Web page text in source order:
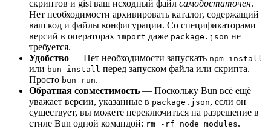
скриптов и gist ваш исходный файл самодостаточен.
Нет необходимости архивировать каталог, содержащий
ваш код и файлы конфигурации. Со спецификаторами
версий в операторах import даже package.json не
требуется.
Удобство — Нет необходимости запускать npm install
или bun install перед запуском файла или скрипта.
Просто bun run.
Обратная совместимость — Поскольку Bun всё ещё
уважает версии, указанные в package.json, если он
существует, вы можете переключиться на разрешение в
стиле Bun одной командой: rm -rf node_modules.